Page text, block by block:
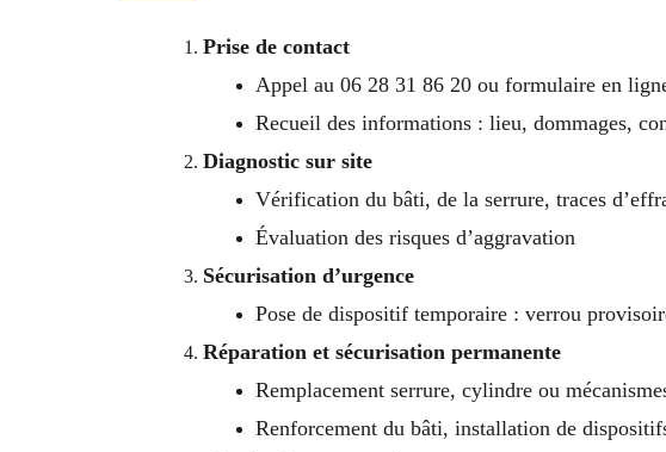
Prise de contact
Appel au 06 28 31 86 20 ou formulaire en
Recueil des informations : lieu, dommages,
Diagnostic sur site
Vérification du bâti, de la serrure, traces
Évaluation des risques d’aggravation
Sécurisation d’urgence
Pose de dispositif temporaire : verrou
Réparation et sécurisation permanente
Remplacement serrure, cylindre ou
Renforcement du bâti, installation de